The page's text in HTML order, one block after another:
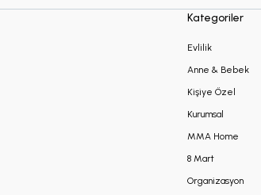
Kategoriler
Evlilik
Anne & Bebek
Kişiye Özel
Kurumsal
MMA Home
8 Mart
Organizasyon